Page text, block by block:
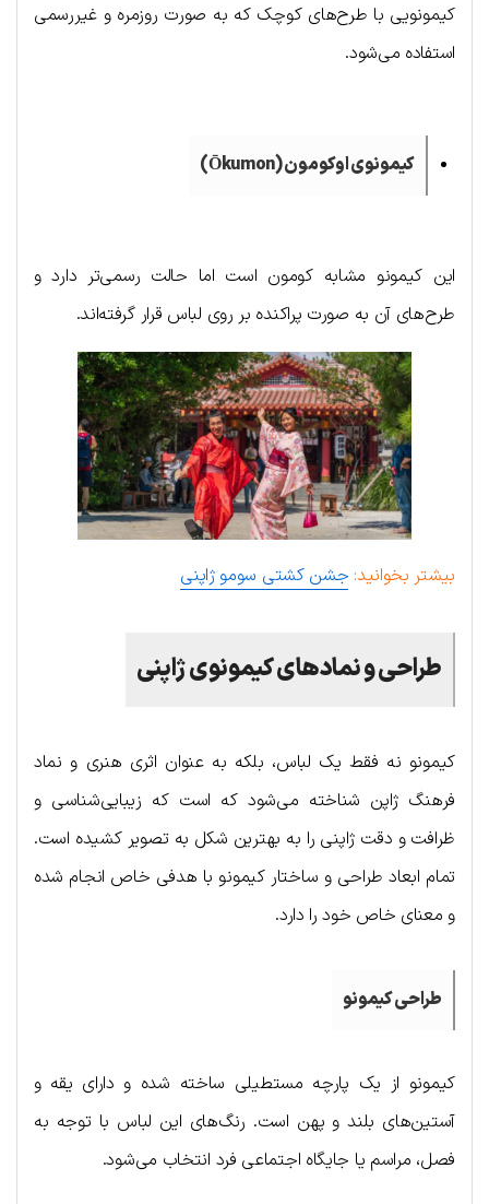
کیمونویی با طرح‌های کوچک که به صورت روزمره و غیررسمی
استفاده می‌شود.
کیمونوی اوکومون (Ōkumon
)
این کیمونو مشابه کومون است اما حالت رسمی‌تر دارد و
طرح‌های آن به صورت پراکنده بر روی لباس قرار گرفته‌اند.
بیشتر بخوانید: جشن کشتی سومو ژاپنی
طراحی و نمادهای کیمونوی ژاپنی
کیمونو نه فقط یک لباس، بلکه به عنوان اثری هنری و نماد
فرهنگ ژاپن شناخته می‌شود که است که زیبایی‌شناسی و
ظرافت و دقت ژاپنی را به بهترین شکل به تصویر کشیده است.
تمام ابعاد طراحی و ساختار کیمونو با هدفی خاص انجام شده
و معنای خاص خود را دارد.
طراحی کیمونو
کیمونو از یک پارچه مستطیلی ساخته شده و دارای یقه و
آستین‌های بلند و پهن است. رنگ‌های این لباس با توجه به
فصل، مراسم یا جایگاه اجتماعی فرد انتخاب می‌شود.